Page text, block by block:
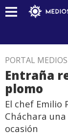
PORTAL
Entraña
plomo
El chef Emilio
Cháchara
ocasión